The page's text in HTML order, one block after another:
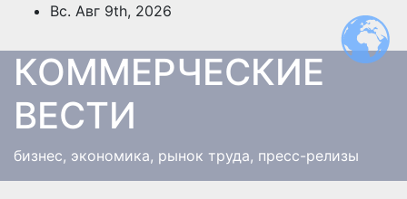
Перейти
содержимому
Вс. Авг 9th, 2026
КОММЕРЧЕСКИЕ
ВЕСТИ
бизнес, экономика, рынок труда, пресс-релизы